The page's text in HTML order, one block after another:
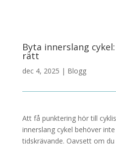
Byta innerslang
rätt
dec 4, 2025 | Blogg
Att få punktering hör till
innerslang cykel behöver
tidskrävande. Oavsett om